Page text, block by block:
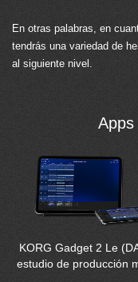
En otras palabras, en
tendrás una variedad de
al siguiente nivel.
Apps
KORG Gadget 2 Le
estudio de producción